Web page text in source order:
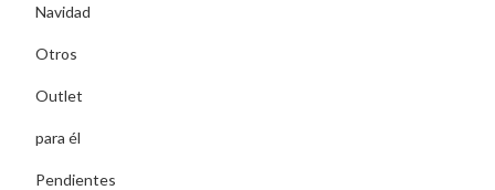
Navidad
Otros
Outlet
para él
Pendientes